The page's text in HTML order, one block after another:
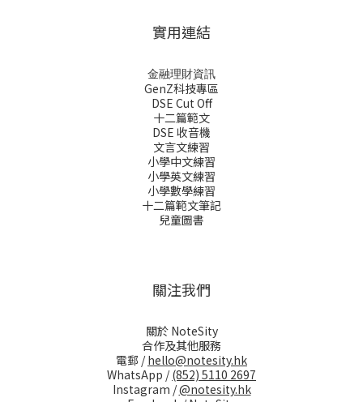
實用連結
金融理財資訊
GenZ科技專區
DSE Cut Off
十二篇範文
DSE 收音機
文言文練習
小學中文練習
小學英文練習
小學數學練習
十二篇範文筆記
兒童圖書
關注我們
關於 NoteSity
合作及其他服務
電郵 /hello@notesity.hk
WhatsApp /(852) 5110 2697
Instagram /@notesity.hk